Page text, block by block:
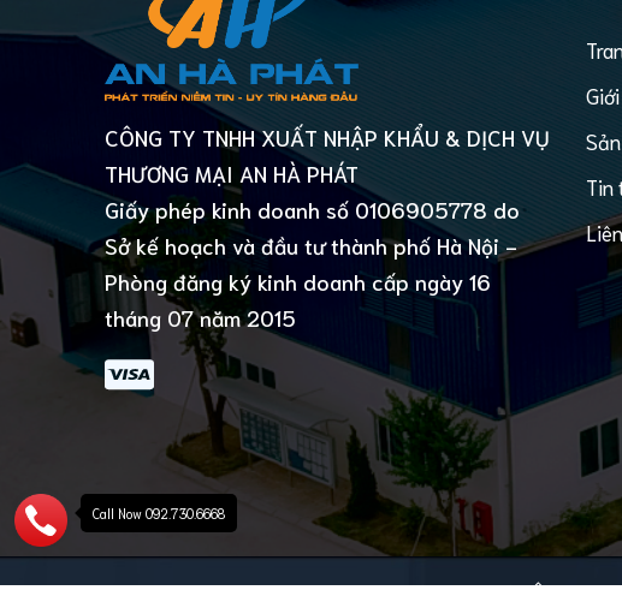
CÔNG TY TNHH XUẤT NHẬP KHẨU & DỊCH VỤ
THƯƠNG MẠI AN HÀ PHÁT
Giấy phép kinh doanh số 0106905778 do
Sở kế hoạch và đầu tư thành phố Hà Nội -
Phòng đăng ký kinh doanh cấp ngày 16
tháng 07 năm 2015
Tin
© Bản quyền thuộc về CÔNG TY
Call Now 092.730.6668